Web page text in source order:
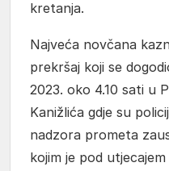
kretanja.
Najveća novčana
prekršaj koji se
2023. oko 4.10 sati u
Kanižlića gdje su
nadzora prometa
kojim je pod